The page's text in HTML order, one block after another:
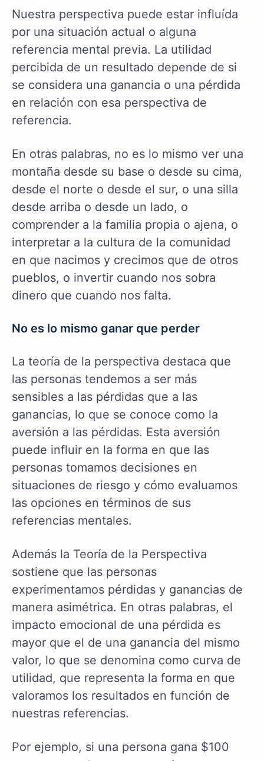
Nuestra perspectiva puede estar influída
por una situación actual o alguna
referencia mental previa. La utilidad
percibida de un resultado depende de si
se considera una ganancia o una pérdida
en relación con esa perspectiva de
referencia.
En otras palabras, no es lo mismo ver una
montaña desde su base o desde su cima,
desde el norte o desde el sur, o una silla
desde arriba o desde un lado, o
comprender a la familia propia o ajena, o
interpretar a la cultura de la comunidad
en que nacimos y crecimos que de otros
pueblos, o invertir cuando nos sobra
dinero que cuando nos falta.
No es lo mismo ganar que perder
La teoría de la perspectiva destaca que
las personas tendemos a ser más
sensibles a las pérdidas que a las
ganancias, lo que se conoce como la
aversión a las pérdidas. Esta aversión
puede influir en la forma en que las
personas tomamos decisiones en
situaciones de riesgo y cómo evaluamos
las opciones en términos de sus
referencias mentales.
Además la Teoría de la Perspectiva
sostiene que las personas
experimentamos pérdidas y ganancias de
manera asimétrica. En otras palabras, el
impacto emocional de una pérdida es
mayor que el de una ganancia del mismo
valor, lo que se denomina como curva de
utilidad, que representa la forma en que
valoramos los resultados en función de
nuestras referencias.
Por ejemplo, si una persona gana $100